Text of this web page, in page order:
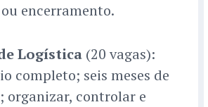
encerramento.
Logística (20 vagas):
completo; seis meses de
organizar, controlar e